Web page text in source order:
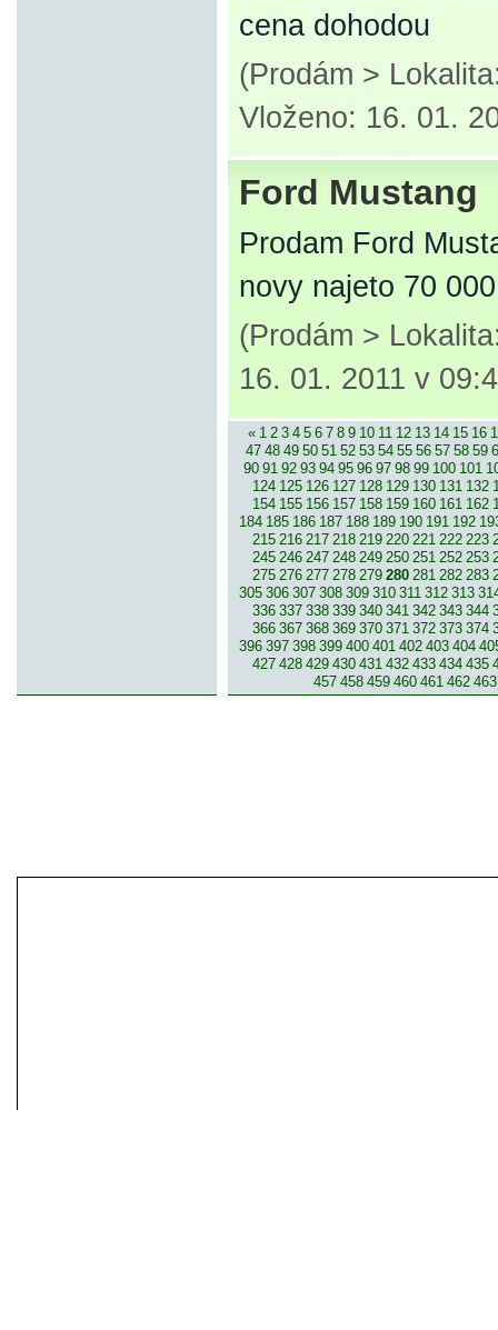
cena dohodou
(Prodám >
Vloženo: 16. 01.
Ford Mustang
Prodam Ford
novy najeto 70
(Prodám >
16. 01. 2011 v
« 1 2 3 4 5 6 7 8 9 10 11 12 13 14 15 16
47 48 49 50 51 52 53 54 55 56 57 58 59
90 91 92 93 94 95 96 97 98 99 100 101
124 125 126 127 128 129 130 131 132
154 155 156 157 158 159 160 161 162
184 185 186 187 188 189 190 191 192
215 216 217 218 219 220 221 222 223
245 246 247 248 249 250 251 252 253
275 276 277 278 279 280 281 282 283
305 306 307 308 309 310 311 312 313
336 337 338 339 340 341 342 343 344
366 367 368 369 370 371 372 373 374
396 397 398 399 400 401 402 403 404
427 428 429 430 431 432 433 434 435
457 458 459 460 461 462 463